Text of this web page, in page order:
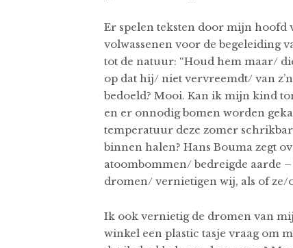
Er spelen teksten door mijn hoofd
volwassenen voor de begeleiding
tot de natuur: “Houd hem maar/
op dat hij/ niet vervreemdt/ van
bedoeld? Mooi. Kan ik mijn kind
en er onnodig bomen worden
temperatuur deze zomer
binnen halen? Hans Bouma zegt
atoombommen/ bedreigde aarde
dromen/ vernietigen wij, als of ze/
Ik ook vernietig de dromen van
winkel een plastic tasje vraag om